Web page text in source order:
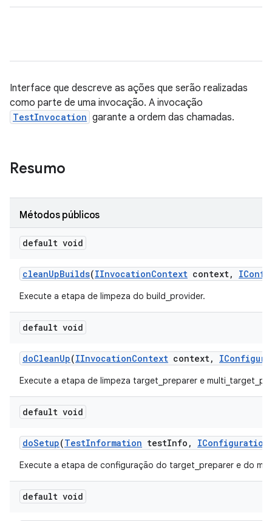
Interface que descreve as ações que serão realizadas
como parte de uma invocação. A invocação
TestInvocation garante a ordem das chamadas.
Resumo
Métodos públicos
default void
cleanUpBuilds(IInvocationContext context,
Execute a etapa de limpeza do build_provider.
default void
doCleanUp(IInvocationContext context,
Execute a etapa de limpeza target_preparer e
default void
doSetup(TestInformation testInfo , IConfiguration
Execute a etapa de configuração do target_preparer e do
default void